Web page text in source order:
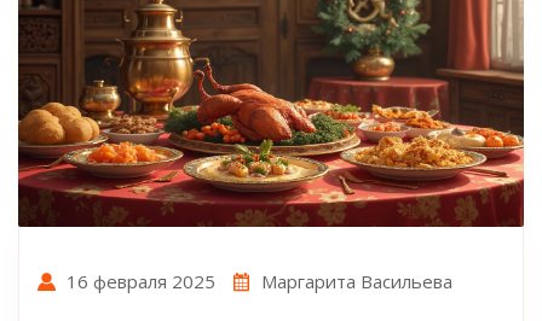
16 февраля 2025 Маргарита Васильева